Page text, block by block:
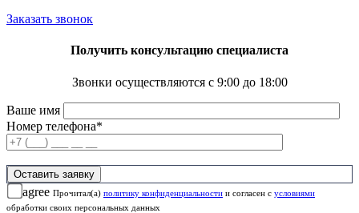
Заказать звонок
Получить консультацию специалиста
Звонки осуществляются с 9:00 до 18:00
Ваше имя
Номер телефона*
agree Прочитал(а) политику конфиденциальности и согласен с условиями
обработки своих персональных данных